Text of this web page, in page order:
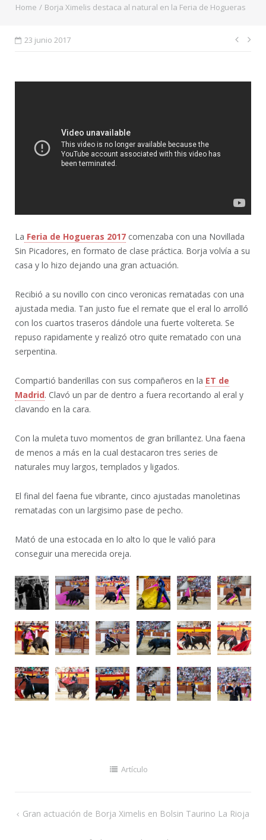
Home / Borja Ximelis destaca al natural en la Feria de Hogueras
23 junio 2017
La Feria de Hogueras 2017comenzaba con una Novillada
Sin Picadores, en formato de clase práctica. Borja volvía a su
casa y lo hizo dejando una gran actuación.
Recibió a su novillo con cinco veronicas rematadas con una
ajustada media. Tan justo fue el remate que el eral lo arrolló
con los cuartos traseros dándole una fuerte voltereta. Se
repuso rapidamente y realizó otro quite rematado con una
serpentina.
Compartió banderillas con sus compañeros en la ET de
Madrid. Clavó un par de dentro a fuera recortando al eral y
clavando en la cara.
Con la muleta tuvo momentos de gran brillantez. Una faena
de menos a más en la cual destacaron tres series de
naturales muy largos, templados y ligados.
El final del faena fue vibrante, cinco ajustadas manoletinas
rematadas con un largisimo pase de pecho.
Mató de una estocada en lo alto lo que le valió para
conseguir una merecida oreja.
Artículo
Navegación
Gran actuación de Borja Ximelis en Bolsin Taurino La Rioja